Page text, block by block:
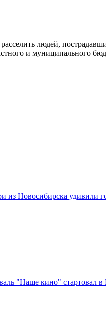
людей,
и муниципального
из Новосибирска удивили
"Наше кино" стартовал в